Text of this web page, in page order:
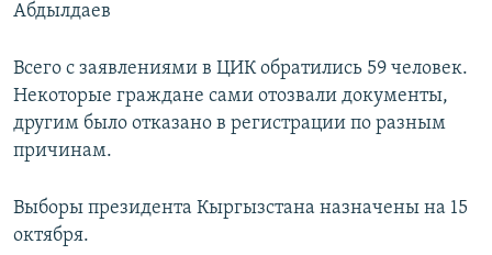
Абдылдаев
Всего с заявлениями в ЦИК обратились 59 человек.
Некоторые граждане сами отозвали документы,
другим было отказано в регистрации по разным
причинам.
Выборы президента Кыргызстана назначены на 15
октября.